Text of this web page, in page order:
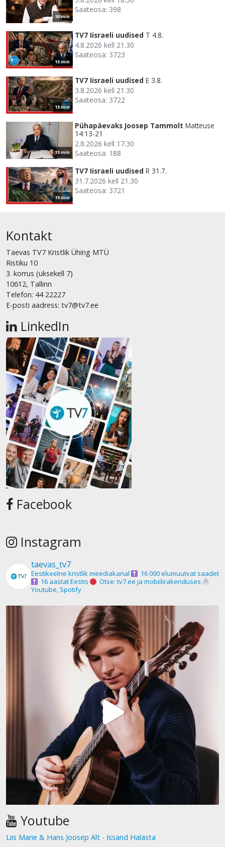
30 min
Saateosa: 398
15 min
TV7 Iisraeli uudised T 4.8.
4.8.2026 kell 21.30
Saateosa: 3723
15 min
TV7 Iisraeli uudised E 3.8.
3.8.2026 kell 21.30
Saateosa: 3722
15 min
Pühapäevaks Joosep Tammolt Matteuse
14:13-21
2.8.2026 kell 17.30
Saateosa: 188
15 min
TV7 Iisraeli uudised R 31.7.
31.7.2026 kell 21.30
Saateosa: 3721
Kontakt
Taevas TV7 Kristlik Ühing MTÜ
Ristiku 10
3. korrus (uksekell 7)
10612, Tallinn
Telefon: 44 22227
E-posti aadress: tv7@tv7.ee
LinkedIn
Facebook
Instagram
taevas_tv7
Eestikeelne kristlik meediakanal
16 000 elumuutvat saadet
16 aastat Eestis
Otse: tv7.ee ja mobiilirakenduses
Youtube, Spotify
Youtube
Liis Marie & Hans Joosep Alt - Issand Halasta